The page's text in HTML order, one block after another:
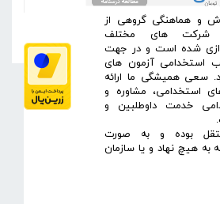
و هماهنگی گروهی از
شرکت های مختلف
شده است و در جهت
استخدامی آزمون های
سعی همیشگی ما ارائه
استخدامی، مشاوره و
خدمت داوطلبین و
بوده و به صورت
هیچ نهاد و یا سازمان